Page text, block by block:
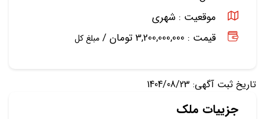
موقعیت : شهری
قیمت : 3,200,000,000 تومان /
مبلغ کل
تاریخ ثبت آگهی: 1404/08/23
جزییات ملک